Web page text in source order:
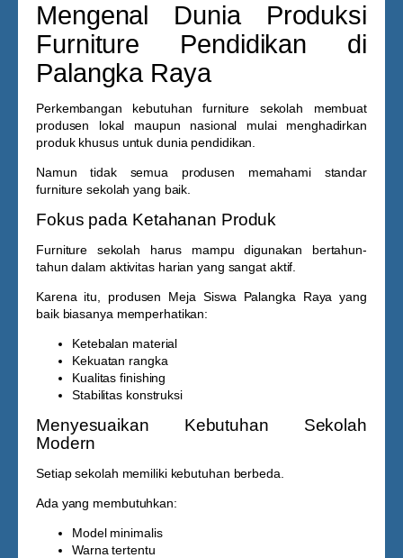
Mengenal Dunia Produksi
Furniture Pendidikan di
Palangka Raya
Perkembangan kebutuhan furniture sekolah membuat
produsen lokal maupun nasional mulai menghadirkan
produk khusus untuk dunia pendidikan.
Namun tidak semua produsen memahami standar
furniture sekolah yang baik.
Fokus pada Ketahanan Produk
Furniture sekolah harus mampu digunakan bertahun-
tahun dalam aktivitas harian yang sangat aktif.
Karena itu, produsen Meja Siswa Palangka Raya yang
baik biasanya memperhatikan:
Ketebalan material
Kekuatan rangka
Kualitas finishing
Stabilitas konstruksi
Menyesuaikan Kebutuhan Sekolah
Modern
Setiap sekolah memiliki kebutuhan berbeda.
Ada yang membutuhkan:
Model minimalis
Warna tertentu